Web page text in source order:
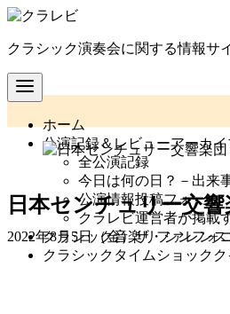
コ
テ
ン
ツ
移
クラシック演奏会に関する情報サ
ホーム
公演記録＆レビューアーカイ
全公演記録
今日は何の日？－出来
公演情報投稿フォーム
クラレビ運営者が掲載
クラシック音楽リファレンス
クラシックタイムショック
日本センチュリー交
2022年8月5日（金）ザ・シンフ